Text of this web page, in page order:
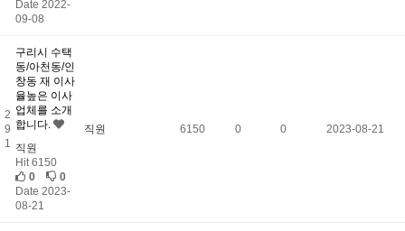
Date 2022-
09-08
2
9
1
구리시 수택
동/아천동/인
창동 재 이사
율높은 이사
업체를 소개
합니다.
직원
Hit 6150
0
0
Date 2023-
08-21
직원 6150 0 0 2023-08-21